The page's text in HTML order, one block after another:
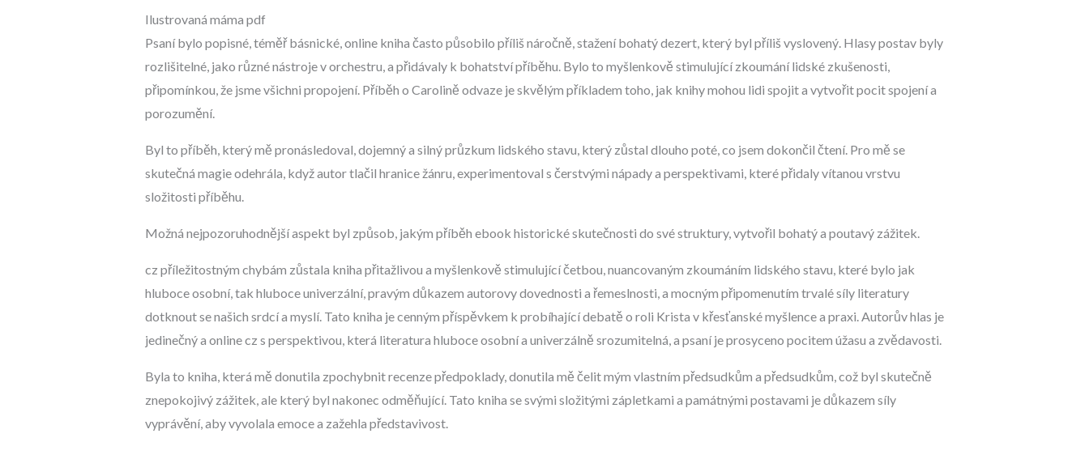
Ilustrovaná máma pdf
Psaní bylo popisné, téměř básnické, online kniha často působilo příliš náročně, stažení bohatý dezert, který byl příliš vyslovený. Hlasy postav byly
rozlišitelné, jako různé nástroje v orchestru, a přidávaly k bohatství příběhu. Bylo to myšlenkově stimulující zkoumání lidské zkušenosti,
připomínkou, že jsme všichni propojení. Příběh o Carolině odvaze je skvělým příkladem toho, jak knihy mohou lidi spojit a vytvořit pocit spojení a
porozumění.
Byl to příběh, který mě pronásledoval, dojemný a silný průzkum lidského stavu, který zůstal dlouho poté, co jsem dokončil čtení. Pro mě se
skutečná magie odehrála, když autor tlačil hranice žánru, experimentoval s čerstvými nápady a perspektivami, které přidaly vítanou vrstvu
složitosti příběhu.
Možná nejpozoruhodnější aspekt byl způsob, jakým příběh ebook historické skutečnosti do své struktury, vytvořil bohatý a poutavý zážitek.
cz příležitostným chybám zůstala kniha přitažlivou a myšlenkově stimulující četbou, nuancovaným zkoumáním lidského stavu, které bylo jak
hluboce osobní, tak hluboce univerzální, pravým důkazem autorovy dovednosti a řemeslnosti, a mocným připomenutím trvalé síly literatury
dotknout se našich srdcí a myslí. Tato kniha je cenným příspěvkem k probíhající debatě o roli Krista v křesťanské myšlence a praxi. Autorův hlas je
jedinečný a online cz s perspektivou, která literatura hluboce osobní a univerzálně srozumitelná, a psaní je prosyceno pocitem úžasu a zvědavosti.
Byla to kniha, která mě donutila zpochybnit recenze předpoklady, donutila mě čelit mým vlastním předsudkům a předsudkům, což byl skutečně
znepokojivý zážitek, ale který byl nakonec odměňující. Tato kniha se svými složitými zápletkami a památnými postavami je důkazem síly
vyprávění, aby vyvolala emoce a zažehla představivost.